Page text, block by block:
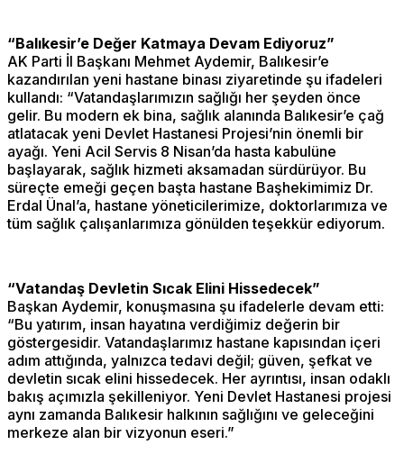
“Balıkesir’e Değer Katmaya Devam Ediyoruz”
AK Parti İl Başkanı Mehmet Aydemir, Balıkesir’e
kazandırılan yeni hastane binası ziyaretinde şu ifadeleri
kullandı: “Vatandaşlarımızın sağlığı her şeyden önce
gelir. Bu modern ek bina, sağlık alanında Balıkesir’e çağ
atlatacak yeni Devlet Hastanesi Projesi’nin önemli bir
ayağı. Yeni Acil Servis 8 Nisan’da hasta kabulüne
başlayarak, sağlık hizmeti aksamadan sürdürüyor. Bu
süreçte emeği geçen başta hastane Başhekimimiz Dr.
Erdal Ünal’a, hastane yöneticilerimize, doktorlarımıza ve
tüm sağlık çalışanlarımıza gönülden teşekkür ediyorum.
“Vatandaş Devletin Sıcak Elini Hissedecek”
Başkan Aydemir, konuşmasına şu ifadelerle devam etti:
“Bu yatırım, insan hayatına verdiğimiz değerin bir
göstergesidir. Vatandaşlarımız hastane kapısından içeri
adım attığında, yalnızca tedavi değil; güven, şefkat ve
devletin sıcak elini hissedecek. Her ayrıntısı, insan odaklı
bakış açımızla şekilleniyor. Yeni Devlet Hastanesi projesi
aynı zamanda Balıkesir halkının sağlığını ve geleceğini
merkeze alan bir vizyonun eseri.”